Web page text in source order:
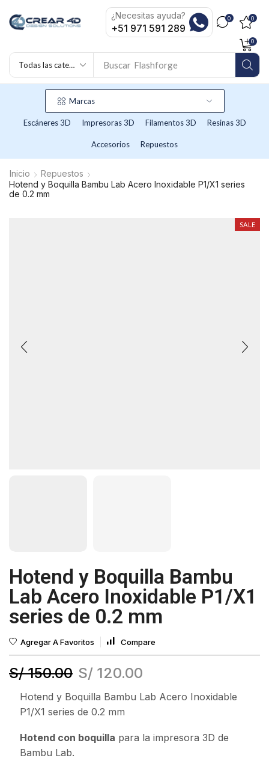
Buscar Flashforge
¿Necesitas ayuda?
+51 971 591 289
0 0
0
Marcas
Escáneres 3D Impresoras 3D Filamentos 3D Resinas 3D
Accesorios Repuestos
Inicio
Repuestos
Hotend y Boquilla Bambu Lab Acero Inoxidable P1/X1 series
de 0.2 mm
SALE
Hotend y Boquilla Bambu
Lab Acero Inoxidable P1/X1
series de 0.2 mm
Agregar A Favoritos Compare
S/150.00 S/ 120.00
Hotend y Boquilla Bambu Lab Acero Inoxidable
P1/X1 series de 0.2 mm
Hotend con boquilla para la impresora 3D de
Bambu Lab.